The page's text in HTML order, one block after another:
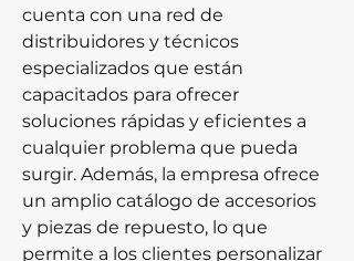
cuenta con una red de
distribuidores y técnicos
especializados que están
capacitados para ofrecer
soluciones rápidas y eficientes a
cualquier problema que pueda
surgir. Además, la empresa ofrece
un amplio catálogo de accesorios
y piezas de repuesto, lo que
permite a los clientes personalizar